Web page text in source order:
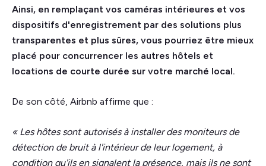
Ainsi, en remplaçant vos caméras intérieures et vos
dispositifs d'enregistrement par des solutions plus
transparentes et plus sûres, vous pourriez être mieux
placé pour concurrencer les autres hôtels et
locations de courte durée sur votre marché local.
De son côté, Airbnb affirme que :
« Les hôtes sont autorisés à installer des moniteurs de
détection de bruit à l'intérieur de leur logement, à
condition qu'ils en signalent la présence, mais ils ne sont